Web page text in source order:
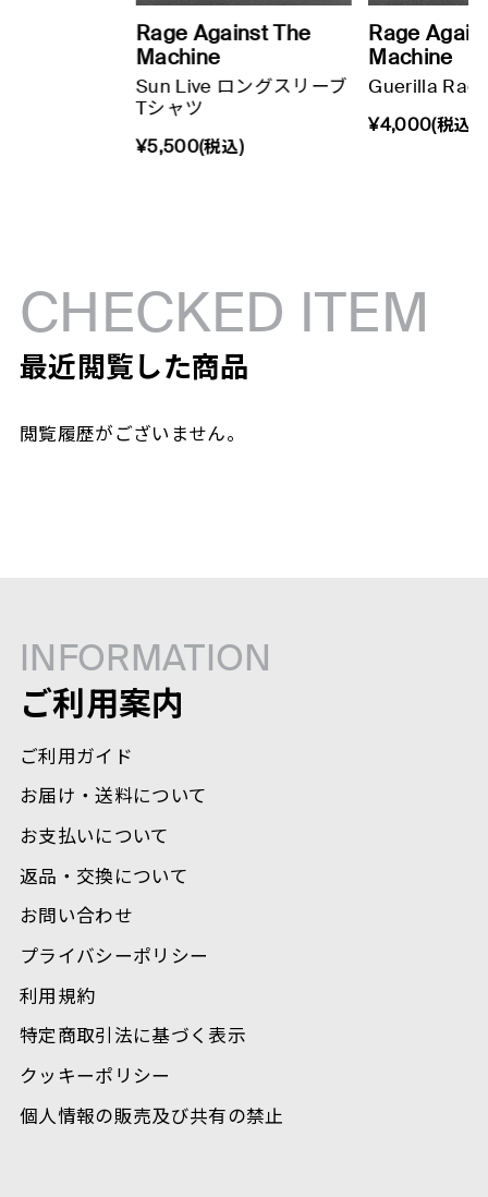
Rage Against The
Machine
Sun Live ロングスリーブ
Tシャツ
¥5,500(税込)
Rage
Machine
Guerilla
¥4,000(税込)
CHECKED ITEM
最近閲覧した商品
閲覧履歴がございません。
INFORMATION
ご利用案内
ご利用ガイド
お届け・送料について
お支払いについて
返品・交換について
お問い合わせ
プライバシーポリシー
利用規約
特定商取引法に基づく表示
クッキーポリシー
個人情報の販売及び共有の禁止